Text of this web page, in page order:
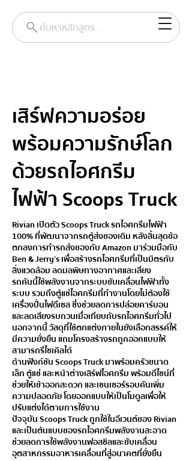
ค้นหาหลักสูตร...
เสิร์ฟความอร่อย
พร้อมความรักษ์โลก
ด้วยรถไอศกรีม
ไฟฟ้า Scoops Truck
Rivian เปิดตัว Scoops Truck รถไอศกรีมไฟฟ้า
100% ที่พัฒนาจากรถตู้ส่งของเดิม หลังสิ้นสุดข้อ
ตกลงการทำรถส่งของกับ Amazon มาร่วมมือกับ
Ben & Jerry’s เพื่อสร้างรถไอศกรีมที่เป็นมิตรกับ
สิ่งแวดล้อม ลดมลพิษทางอากาศและเสียง
รถคันนี้ใช้พลังงานจากระบบขับเคลื่อนไฟฟ้าทั้ง
ระบบ รวมถึงตู้แช่ไอศกรีมที่ทำงานโดยไม่ต้องใช้
เครื่องปั่นไฟดีเซล ซึ่งช่วยลดการปล่อยคาร์บอน
และลดเสียงรบกวนเมื่อเทียบกับรถไอศกรีมทั่วไป
นอกจากนี้ วัสดุที่ใช้ตกแต่งภายในยังเลือกสรรค์ให้
มีความยั่งยืน แถมโครงสร้างรถถูกออกแบบให้
สามารถรีไซเคิลได้
ด้านฟังก์ชัน Scoops Truck มาพร้อมครัวขนาด
เล็ก ตู้แช่ และหน้าต่างเสิร์ฟไอศกรีม พร้อมดีไซน์ที่
ช่วยให้เข้าออกสะดวก และเซนเซอร์รอบคันเพิ่ม
ความปลอดภัย โดยออกแบบให้เป็นโมดูลเพื่อให้
ปรับแต่งได้ตามการใช้งาน
ปัจจุบัน Scoops Truck ถูกใช้ในอีเวนต์ของ Rivian
และเป็นต้นแบบของรถไอศกรีมพลังงานสะอาด
ช่วยลดการใช้พลังงานฟอสซิลและขับเคลื่อน
อุตสาหกรรมอาหารเคลื่อนที่สู่อนาคตที่ยั่งยืน